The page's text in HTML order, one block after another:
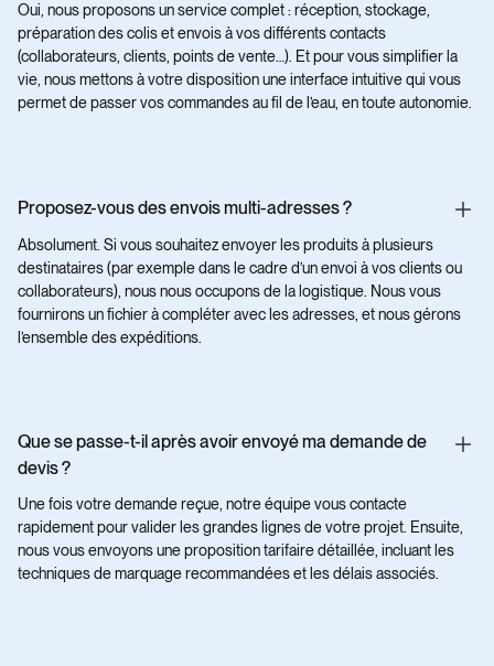
Oui, nous proposons un service complet : réception, stockage,
préparation des colis et envois à vos différents contacts
(collaborateurs, clients, points de vente…). Et pour vous simplifier la
vie, nous mettons à votre disposition une interface intuitive qui vous
permet de passer vos commandes au fil de l’eau, en toute autonomie.
Proposez-vous des envois multi-adresses ?
Absolument. Si vous souhaitez envoyer les produits à plusieurs
destinataires (par exemple dans le cadre d’un envoi à vos clients ou
collaborateurs), nous nous occupons de la logistique. Nous vous
fournirons un fichier à compléter avec les adresses, et nous gérons
l’ensemble des expéditions.
Que se passe-t-il après avoir envoyé ma demande de
devis ?
Une fois votre demande reçue, notre équipe vous contacte
rapidement pour valider les grandes lignes de votre projet. Ensuite,
nous vous envoyons une proposition tarifaire détaillée, incluant les
techniques de marquage recommandées et les délais associés.